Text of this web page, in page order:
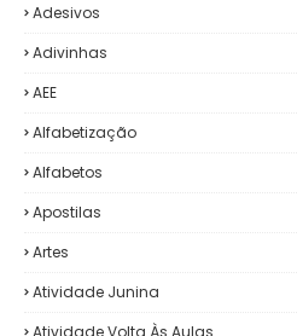
Adesivos
Adivinhas
AEE
Alfabetização
Alfabetos
Apostilas
Artes
Atividade Junina
Atividade Volta Às Aulas